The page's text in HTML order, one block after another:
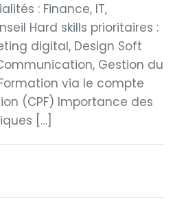
: Finance, IT,
Hard skills prioritaires :
digital, Design Soft
Gestion du
via le compte
(CPF) Importance des
[…]